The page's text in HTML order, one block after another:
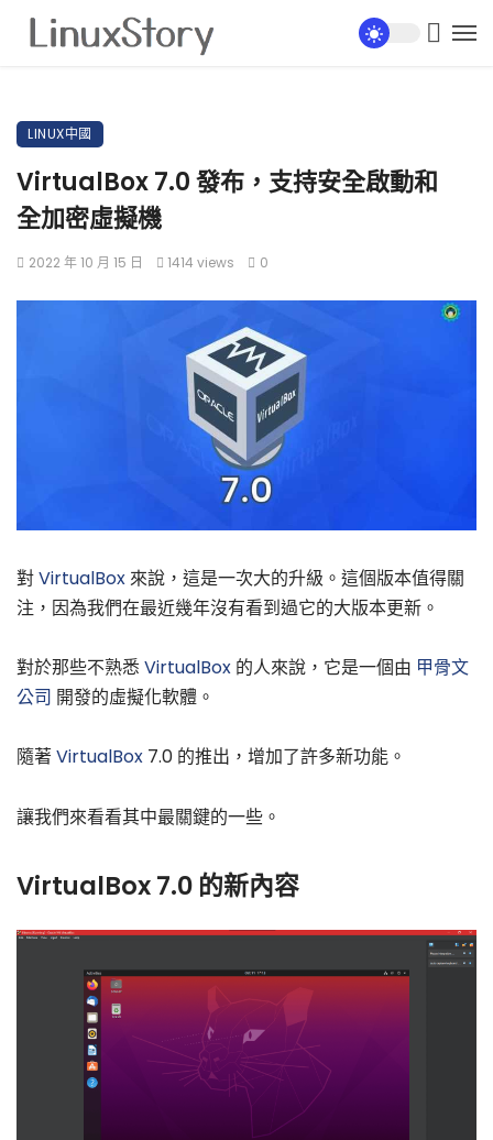
LINUX中國
VirtualBox 7.0 發布，支持安全啟動和
全加密虛擬機
2022 年 10 月 15 日 1414 views 0
對VirtualBox來說，這是一次大的升級。這個版本值得關
注，因為我們在最近幾年沒有看到過它的大版本更新。
對於那些不熟悉 VirtualBox 的人來說，它是一個由 甲骨文
公司 開發的虛擬化軟體。
隨著VirtualBox 7.0 的推出，增加了許多新功能。
讓我們來看看其中最關鍵的一些。
VirtualBox 7.0 的新內容